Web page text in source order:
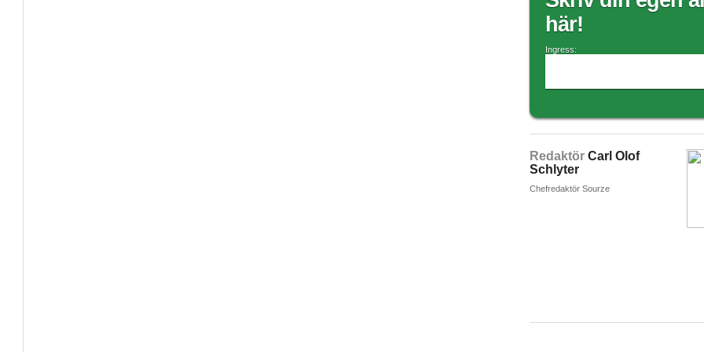
här!
Ingress:
Redaktör Carl Olof
Schlyter
Chefredaktör Sourze